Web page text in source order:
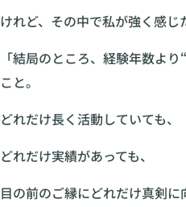
けれど、その中で私が強く感
「結局のところ、経験年数よ
こと。
どれだけ長く活動していても、
どれだけ実績があっても、
目の前のご縁にどれだけ真剣に